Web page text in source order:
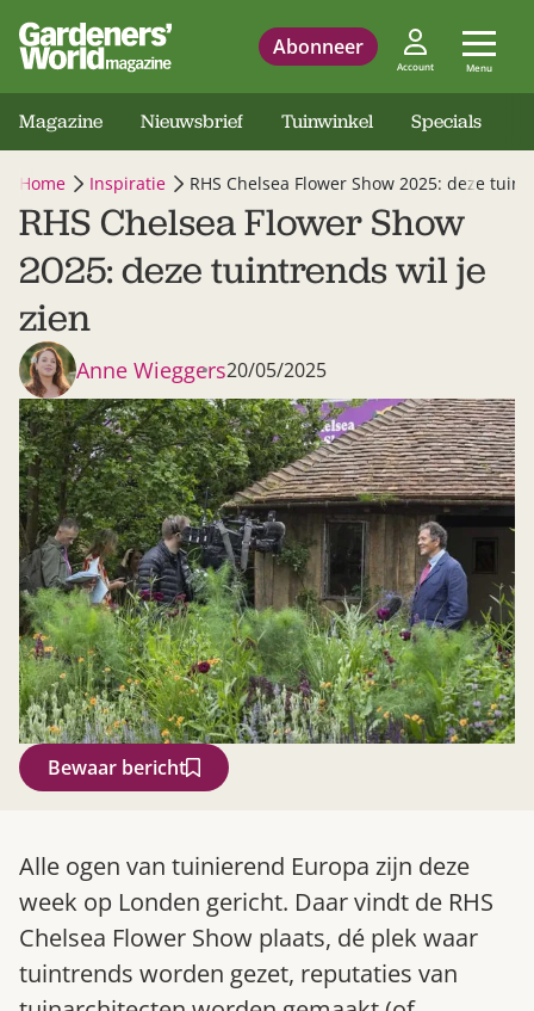
Abonneer
Account Menu
Magazine Nieuwsbrief Tuinwinkel Specials
Home Inspiratie RHS Chelsea Flower Show 2025: deze
RHS Chelsea Flower Show
2025: deze tuintrends wil je
zien
Anne Wieggers20/05/2025
Bewaar bericht
Alle ogen van tuinierend Europa zijn deze
week op Londen gericht. Daar vindt de RHS
Chelsea Flower Show plaats, dé plek waar
tuintrends worden gezet, reputaties van